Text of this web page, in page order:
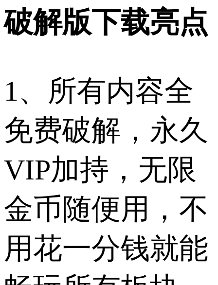
破解版下载亮点
1、所有内容全
免费破解，永久
VIP加持，无限
金币随便用，不
用花一分钱就能